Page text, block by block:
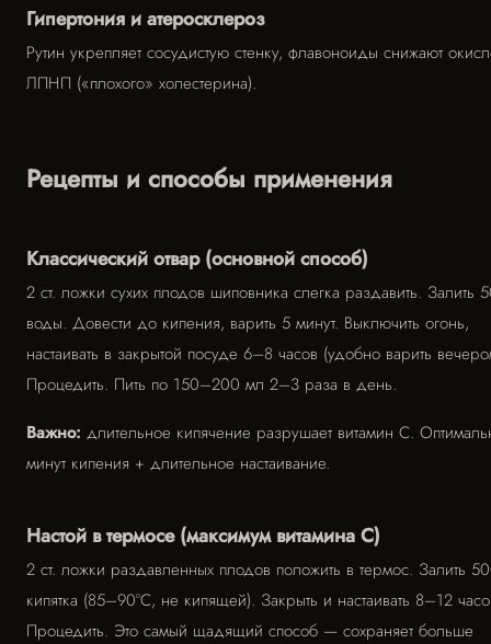
Гипертония и атеросклероз
Рутин укрепляет сосудистую стенку, флавоноиды снижают
ЛПНП («плохого» холестерина).
Рецепты и способы применения
Классический отвар (основной способ)
2 ст. ложки сухих плодов шиповника слегка раздавить. Залить
воды. Довести до кипения, варить 5 минут. Выключить огонь,
настаивать в закрытой посуде 6–8 часов (удобно варить
Процедить. Пить по 150–200 мл 2–3 раза в день.
Важно: длительное кипячение разрушает витамин C.
минут кипения + длительное настаивание.
Настой в термосе (максимум витамина C)
2 ст. ложки раздавленных плодов положить в термос. Залить
кипятка (85–90°C, не кипящей). Закрыть и настаивать 8–12
Процедить. Это самый щадящий способ — сохраняет больше